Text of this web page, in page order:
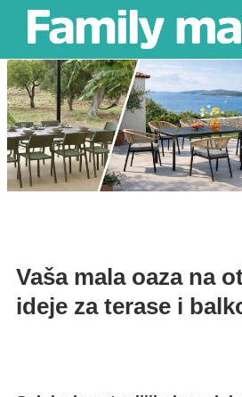
Vaša mala oaza na
ideje za terase i